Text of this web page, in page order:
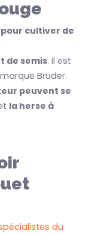
pour cultiver de
de semis. Il est
Bruder.
peuvent se
la herse à
du